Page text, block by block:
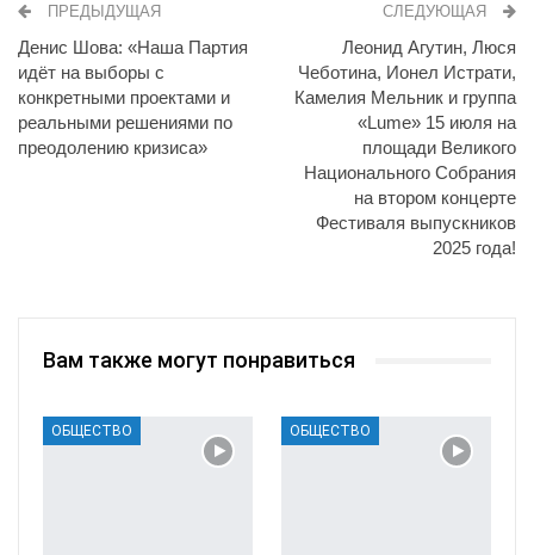
ПРЕДЫДУЩАЯ
Денис Шова: «Наша Партия
идёт на выборы с
конкретными проектами и
реальными решениями по
преодолению кризиса»
СЛЕДУЮЩАЯ
Леонид Агутин, Люся
Чеботина, Ионел Истрати,
Камелия Мельник и группа
«Lume» 15 июля на
площади Великого
Национального Собрания
на втором концерте
Фестиваля выпускников
2025 года!
Вам также могут понравиться
ОБЩЕСТВО ОБЩЕСТВО